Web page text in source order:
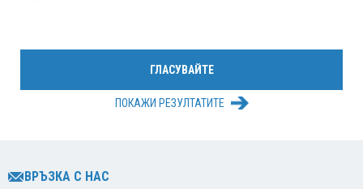
ПОКАЖИ РЕЗУЛТАТИТЕ
ВРЪЗКА С НАС